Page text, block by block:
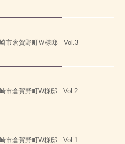
市倉賀野町Ｗ様邸 Vol.3
市倉賀野町W様邸 Vol.2
市倉賀野町W様邸 Vol.1